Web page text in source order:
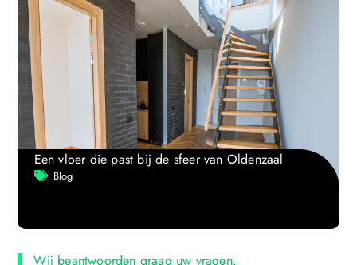
Een vloer die past bij de sfeer van Oldenzaal
Blog
Wij beantwoorden graag uw vragen.